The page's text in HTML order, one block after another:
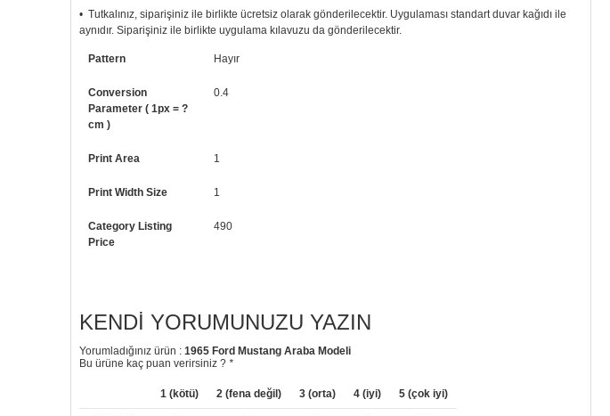
• Tutkalınız, siparişiniz ile birlikte ücretsiz olarak gönderilecektir. Uygulaması standart duvar kağıdı ile
aynıdır. Siparişiniz ile birlikte uygulama kılavuzu da gönderilecektir.
• Resimli duvar kağıdı modelinizi siyah beyaz renklerde istiyorsanız bizi arayıp talebinizi iletebilirsiniz.
Pattern Hayır
Conversion
Parameter ( 1px = ?
cm )
0.4
Print Area 1
Print Width Size 1
Category Listing
Price
490
KENDI YORUMUNUZU YAZIN
Yorumladığınız ürün :1965 Ford Mustang Araba Modeli
Bu ürüne kaç puan verirsiniz ?*
1 (kötü) 2 (fena değil) 3 (orta) 4 (iyi) 5 (çok iyi)